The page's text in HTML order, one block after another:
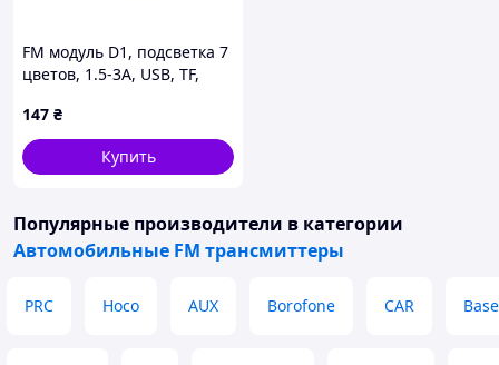
FM модуль D1, подсветка 7
цветов, 1.5-3A, USB, TF,
147 ₴
Купить
Популярные производители в категории
Автомобильные FM трансмиттеры
PRC Hoco AUX Borofone CAR